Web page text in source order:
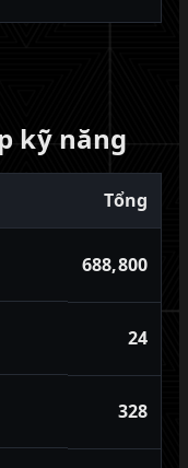
kỹ năng
Tổng
688,800
24
328